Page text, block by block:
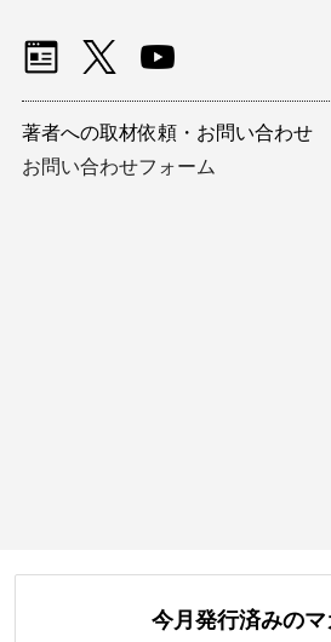
著者への取材依頼・お問い合わせ
お問い合わせフォーム
今月発行済みの